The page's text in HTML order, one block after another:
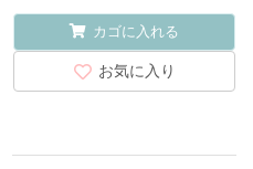
カゴに入れる
お気に入り